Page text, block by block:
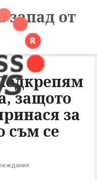
запад от
защото
за
съм се